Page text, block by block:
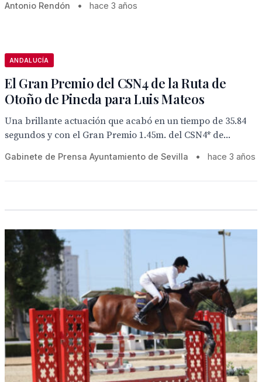
Antonio Rendón • hace 3 años
ANDALUCÍA
El Gran Premio del CSN4 de la Ruta de
Otoño de Pineda para Luis Mateos
Una brillante actuación que acabó en un tiempo de 35.84
segundos y con el Gran Premio 1.45m. del CSN4* de...
Gabinete de Prensa Ayuntamiento de Sevilla • hace 3 años